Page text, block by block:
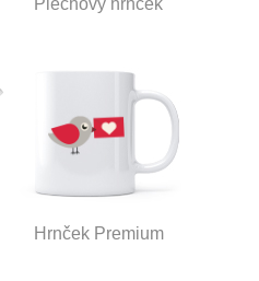
Hrnček Premium